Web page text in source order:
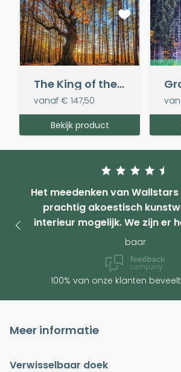
The King of the Forest
vanaf € 147,50
Bekijk product
Het meedenken van
prachtig akoestisch
interieur mogelijk. We zijn er
baar
100% van onze klanten
Meer informatie
Verwisselbaar doek